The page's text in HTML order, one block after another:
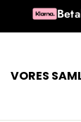
VORES